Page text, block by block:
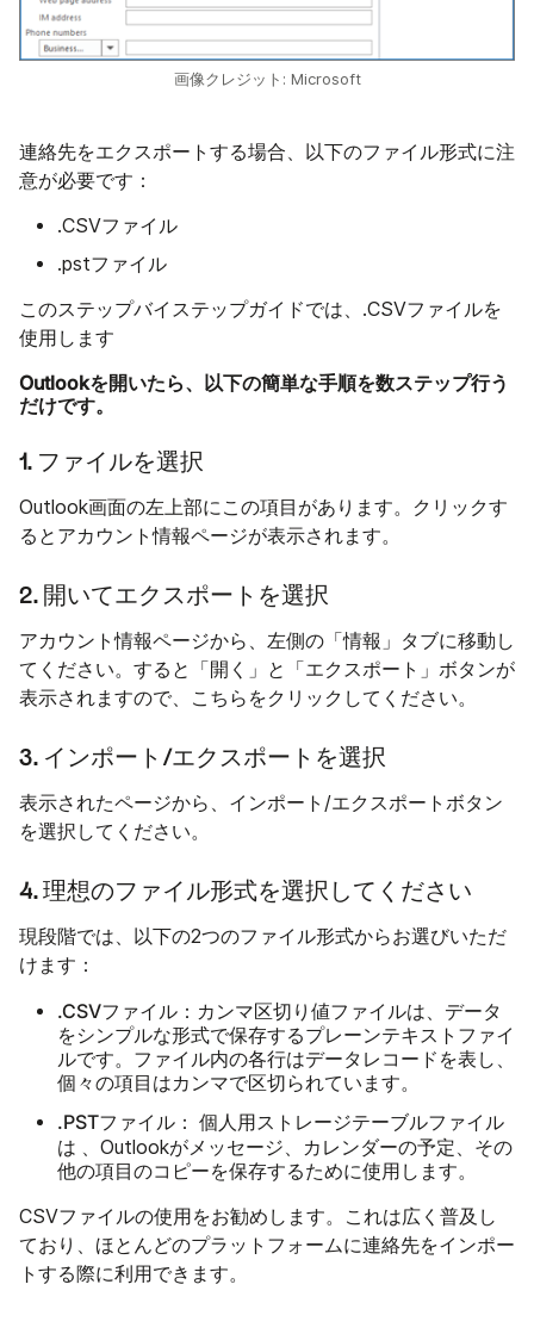
画像クレジット: Microsoft
連絡先をエクスポートする場合、以下のファイル形式に注
意が必要です：
.CSVファイル
.pstファイル
このステップバイステップガイドでは、.CSVファイルを
使用します
Outlookを開いたら、以下の簡単な手順を数ステップ行う
だけです。
1. ファイルを選択
Outlook画面の左上部にこの項目があります。クリックす
るとアカウント情報ページが表示されます。
2. 開いてエクスポートを選択
アカウント情報ページから、左側の「情報」タブに移動し
てください。すると「開く」と「エクスポート」ボタンが
表示されますので、こちらをクリックしてください。
3. インポート/エクスポートを選択
表示されたページから、インポート/エクスポートボタン
を選択してください。
4. 理想のファイル形式を選択してください
現段階では、以下の2つのファイル形式からお選びいただ
けます：
.CSVファイル： カンマ区切り値ファイルは、データ
をシンプルな形式で保存するプレーンテキストファイ
ルです。ファイル内の各行はデータレコードを表し、
個々の項目はカンマで区切られています。
.PSTファイル： 個人用ストレージテーブルファイル
は
、Outlookがメッセージ、カレンダーの予定、その
他の項目のコピーを保存するために使用します。
CSVファイルの使用をお勧めします。これは広く普及し
ており、ほとんどのプラットフォームに連絡先をインポー
トする際に利用できます。